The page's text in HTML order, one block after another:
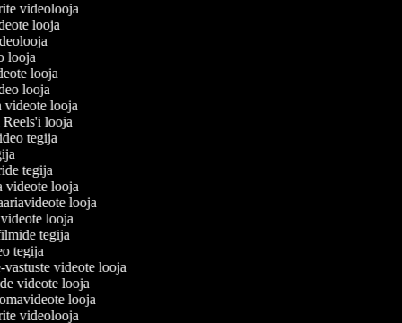
videolooja
looja
looja
looja
looja
videote looja
Reels'i looja
tegija
tegija
videote looja
looja
looja
tegija
tegija
vastuste videote looja
videote looja
looja
videolooja